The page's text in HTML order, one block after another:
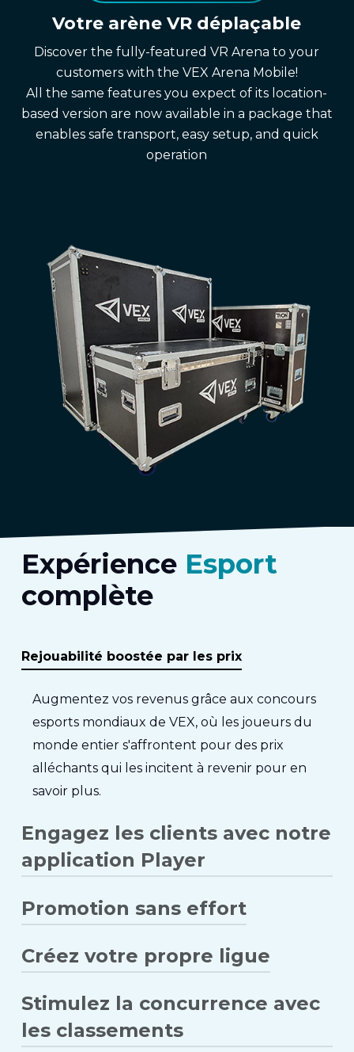
Votre arène VR déplaçable
Discover the fully-featured VR Arena to your
customers with the VEX Arena Mobile!
All the same features you expect of its location-
based version are now available in a package that
enables safe transport, easy setup, and quick
operation
Expérience Esport
complète
Rejouabilité boostée par les prix
Augmentez vos revenus grâce aux concours
esports mondiaux de VEX, où les joueurs du
monde entier s'affrontent pour des prix
alléchants qui les incitent à revenir pour en
savoir plus.
Engagez les clients avec notre
application Player
Renforcez l'implication des clients avec notre
application pour joueurs, en leur offrant une
inscription transparente, un suivi des
statistiques et des mises à jour esports
directement depuis leur poche !
Promotion sans effort
Laissez le système faire lemarketinggrâce à
la promotion automatisée sur les téléviseurs,
à l'intégration de sites Web et même aux
mises à jour par e-mail pour encourager les
visites répétées
Créez votre propre ligue
Renforcez votre vision de l'esport grâce à nos
outils complets de création de ligue,
promouvant l'engagement communautaire
Stimulez la concurrence avec
les classements